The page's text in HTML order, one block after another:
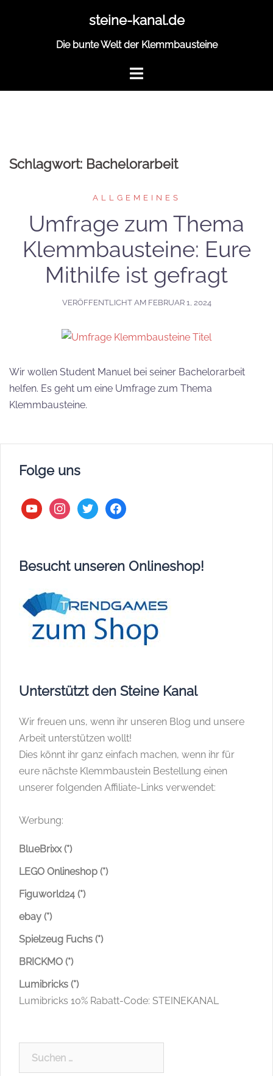
steine-kanal.de
Die bunte Welt der Klemmbausteine
Schlagwort: Bachelorarbeit
ALLGEMEINES
Umfrage zum Thema
Klemmbausteine: Eure
Mithilfe ist gefragt
VERÖFFENTLICHT AM FEBRUAR 1, 2024
Wir wollen Student Manuel bei seiner Bachelorarbeit
helfen. Es geht um eine Umfrage zum Thema
Klemmbausteine.
Folge uns
youtubeinstagram
twitter facebook
Besucht unseren Onlineshop!
Unterstützt den Steine Kanal
Wir freuen uns, wenn ihr unseren Blog und unsere
Arbeit unterstützen wollt!
Dies könnt ihr ganz einfach machen, wenn ihr für
eure nächste Klemmbaustein Bestellung einen
unserer folgenden Affiliate-Links verwendet:
Werbung:
BlueBrixx (*)
LEGO Onlineshop (*)
Figuworld24 (*)
ebay (*)
Spielzeug Fuchs (*)
BRICKMO (*)
Lumibricks (*)
Lumibricks 10% Rabatt-Code: STEINEKANAL